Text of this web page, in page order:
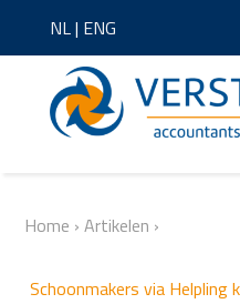
NL| ENG
Home ›Artikelen ›
Schoonmakers via Helpling